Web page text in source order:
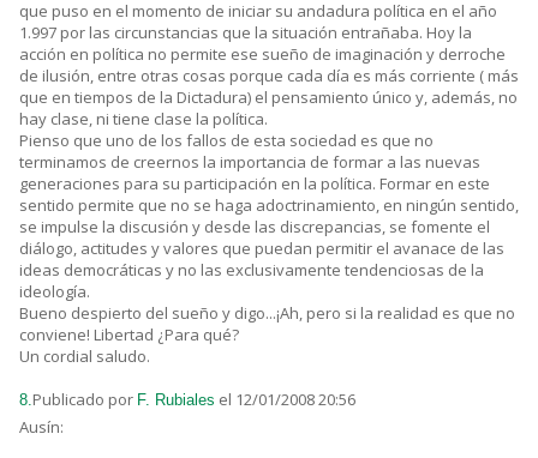
que puso en el momento de iniciar su andadura política en el año
1.997 por las circunstancias que la situación entrañaba. Hoy la
acción en política no permite ese sueño de imaginación y derroche
de ilusión, entre otras cosas porque cada día es más corriente ( más
que en tiempos de la Dictadura) el pensamiento único y, además, no
hay clase, ni tiene clase la política.
Pienso que uno de los fallos de esta sociedad es que no
terminamos de creernos la importancia de formar a las nuevas
generaciones para su participación en la política. Formar en este
sentido permite que no se haga adoctrinamiento, en ningún sentido,
se impulse la discusión y desde las discrepancias, se fomente el
diálogo, actitudes y valores que puedan permitir el avanace de las
ideas democráticas y no las exclusivamente tendenciosas de la
ideología.
Bueno despierto del sueño y digo...¡Ah, pero si la realidad es que no
conviene! Libertad ¿Para qué?
Un cordial saludo.
8.Publicado por F. Rubiales el 12/01/2008 20:56
Ausín: